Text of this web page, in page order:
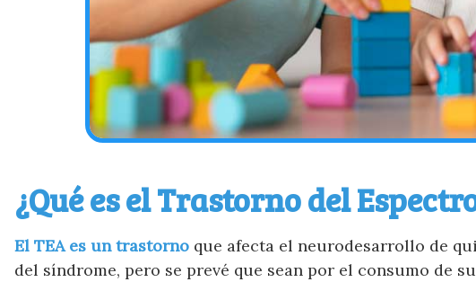
¿Qué es el Trastorno del
El TEA es un trastorno que afecta el neurodesarrollo de
del síndrome, pero se prevé que sean por el consumo de